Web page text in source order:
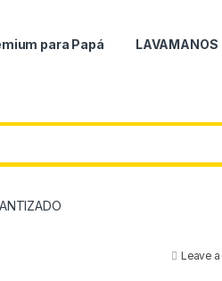
para Papá LAVAMANOS
Leave